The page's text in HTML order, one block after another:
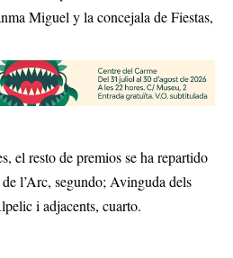
Miguel y la concejala de Fiestas,
el resto de premios se ha repartido
l’Arc, segundo; Avinguda dels
i adjacents, cuarto.